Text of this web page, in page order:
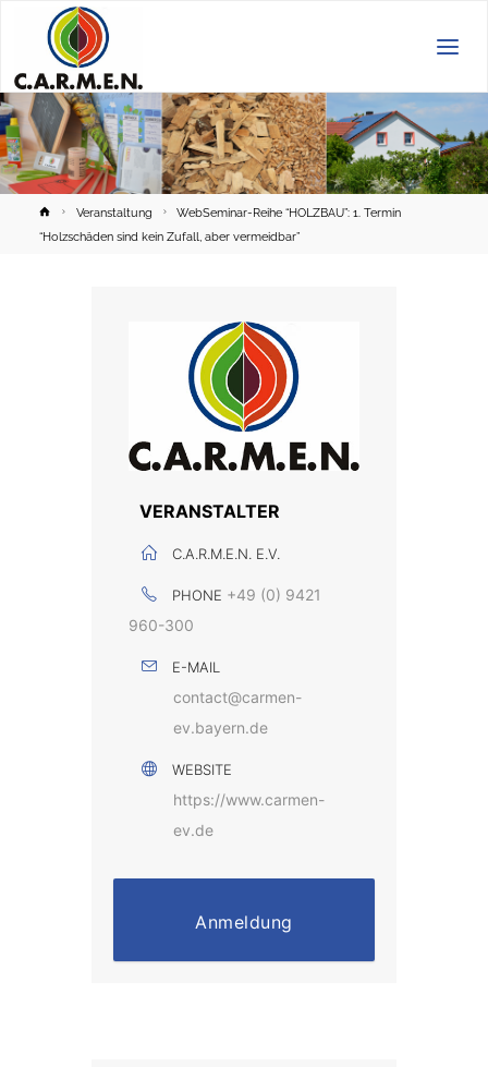
HomeVeranstaltung
WebSeminar-Reihe “HOLZBAU”: 1. Termin
“Holzschäden sind kein Zufall, aber vermeidbar”
VERANSTALTER
C.A.R.M.E.N. E.V.
PHONE +49 (0) 9421
960-300
E-MAIL
contact@carmen-
ev.bayern.de
WEBSITE
https://www.carmen-
ev.de
Anmeldung